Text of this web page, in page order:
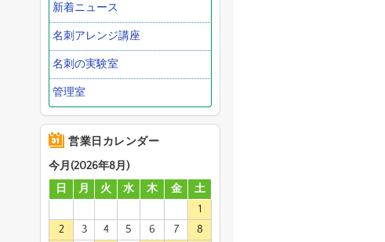
新着ニュース
名刺アレンジ講座
名刺の実験室
管理室
営業日カレンダー
今月(2026年8月)
日
月 火 水 木 金
土
1
2
3 4 5 6 7
8